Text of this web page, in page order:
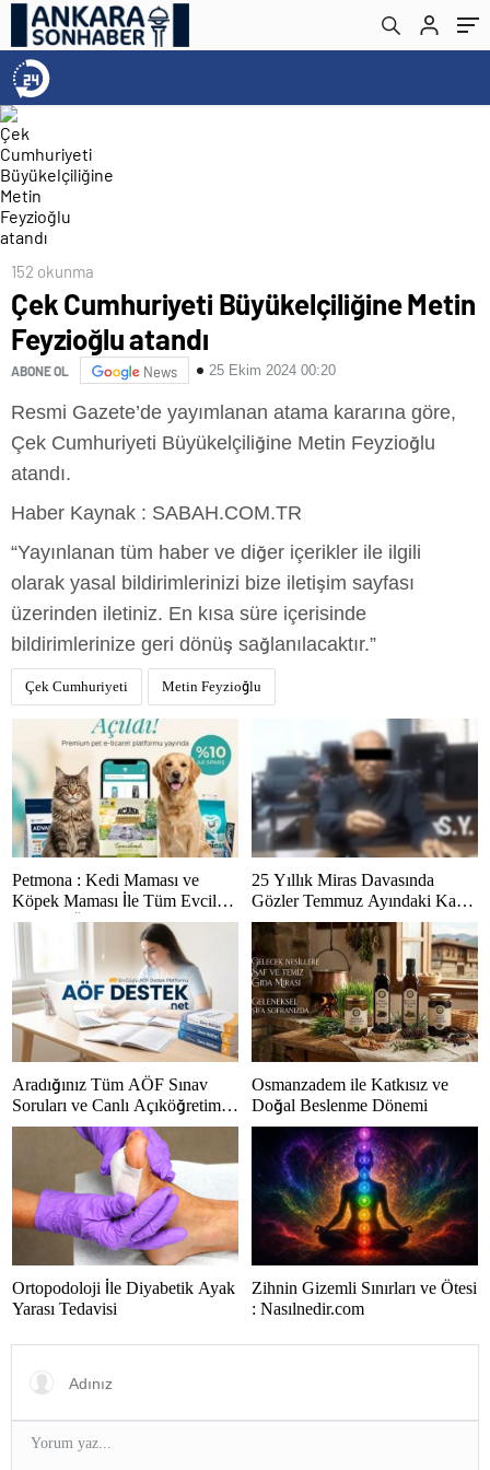
152 okunma
Çek Cumhuriyeti Büyükelçiliğine Metin
Feyzioğlu atandı
ABONE OL News 25 Ekim 2024 00:20
Resmi Gazete’de yayımlanan atama kararına göre,
Çek Cumhuriyeti Büyükelçiliğine Metin Feyzioğlu
atandı.
Haber Kaynak : SABAH.COM.TR
“Yayınlanan tüm haber ve diğer içerikler ile ilgili
olarak yasal bildirimlerinizi bize iletişim sayfası
üzerinden iletiniz. En kısa süre içerisinde
bildirimlerinize geri dönüş sağlanılacaktır.”
Çek Cumhuriyeti Metin Feyzioğlu
Petmona : Kedi Maması ve
Köpek Maması İle Tüm Evcil
Hayvan Ürünleri
25 Yıllık Miras Davasında
Gözler Temmuz Ayındaki Karar
Duruşmasına Çevrildi
Aradığınız Tüm AÖF Sınav
Soruları ve Canlı Açıköğretim
Forumu Burada
Osmanzadem ile Katkısız ve
Doğal Beslenme Dönemi
Ortopodoloji İle Diyabetik Ayak
Yarası Tedavisi
Zihnin Gizemli Sınırları ve Ötesi
: Nasılnedir.com